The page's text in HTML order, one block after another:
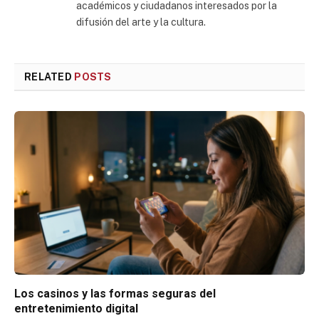
académicos y ciudadanos interesados por la
difusión del arte y la cultura.
RELATED POSTS
Los casinos y las formas seguras del
entretenimiento digital